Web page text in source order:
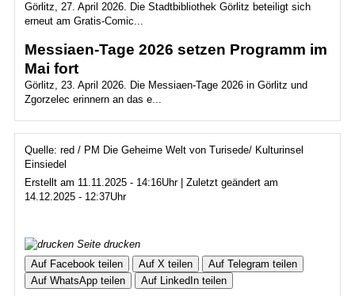
Görlitz, 27. April 2026. Die Stadtbibliothek Görlitz beteiligt sich
erneut am Gratis-Comic...
Messiaen-Tage 2026 setzen Programm im
Mai fort
Görlitz, 23. April 2026. Die Messiaen-Tage 2026 in Görlitz und
Zgorzelec erinnern an das e...
Quelle: red / PM Die Geheime Welt von Turisede/ Kulturinsel
Einsiedel
Erstellt am 11.11.2025 - 14:16Uhr | Zuletzt geändert am
14.12.2025 - 12:37Uhr
Seite drucken
Auf Facebook teilen
Auf X teilen
Auf Telegram teilen
Auf WhatsApp teilen
Auf LinkedIn teilen